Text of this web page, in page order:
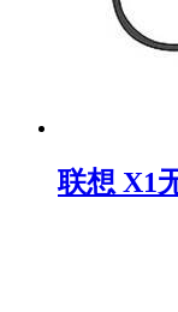
联想 X1